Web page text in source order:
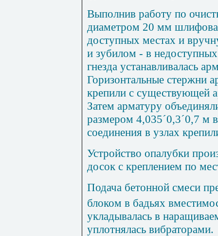
Выполнив работу по
диаметром 20 мм шли
доступных местах и
и зубилом - в
гнезда устанавливалась
Горизонтальные стержни
крепили с существующей
Затем арматуру
размером 4,035´0,3´0,7 м
соединения в узлах
Устройство опалубки прои
досок с креплением по
Подача бетонной смеси
блоком в бадьях
укладывалась в
уплотнялась вибраторами.